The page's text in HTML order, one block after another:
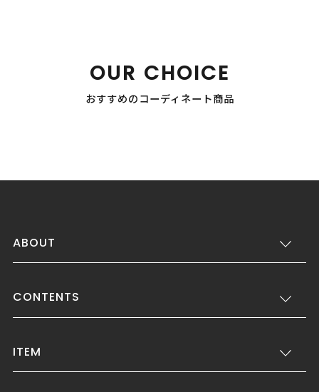
OUR CHOICE
おすすめのコーディネート商品
ABOUT
CONTENTS
ITEM